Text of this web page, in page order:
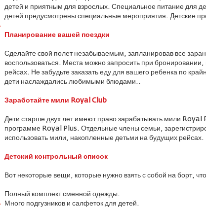
детей и приятным для взрослых. Специальное питание для
детей предусмотрены специальные мероприятия. Детские
Планирование вашей поездки
Сделайте свой полет незабываемым, запланировав все
воспользоваться. Места можно запросить при
рейсах. Не забудьте заказать еду для вашего ребенка по
дети наслаждались любимыми блюдами..
Заработайте мили Royal Club
Дети старше двух лет имеют право зарабатывать мили
программе Royal Plus. Отдельные члены семьи,
использовать мили, накопленные детьми на будущих рейсах.
Детский контрольный список
Вот некоторые вещи, которые нужно взять с собой на борт,
Полный комплект сменной одежды.
Много подгузников и салфеток для детей.